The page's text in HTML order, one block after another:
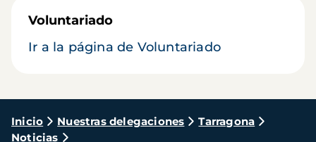
Voluntariado
Ir a la página de Voluntariado
Ruta
Inicio Nuestras delegaciones
Tarragona
Noticias